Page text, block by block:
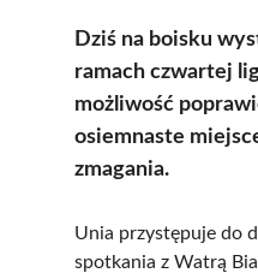
Dziś na boisku
ramach czwartej
możliwość
osiemnaste
zmagania.
Unia przystępuje do
spotkania z Watrą